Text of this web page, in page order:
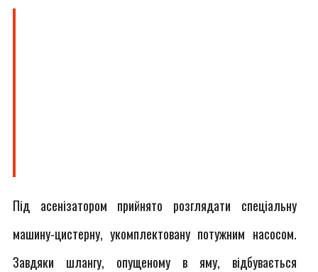
Під асенізатором прийнято розглядати спеціальну
машину-цистерну, укомплектовану потужним насосом.
Завдяки шлангу, опущеному в яму, відбувається